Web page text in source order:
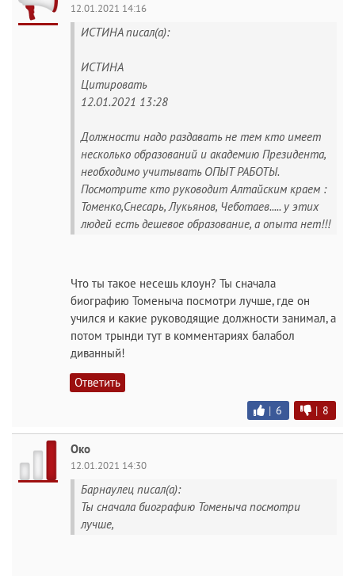
12.01.2021 14:16
ИСТИНА писал(а):
ИСТИНА
Цитировать
12.01.2021 13:28
Должности надо раздавать не тем кто имеет
несколько образований и академию Президента,
необходимо учитывать ОПЫТ РАБОТЫ.
Посмотрите кто руководит Алтайским краем :
Томенко,Снесарь, Лукьянов, Чеботаев..... у этих
людей есть дешевое образование, а опыта нет!!!
Что ты такое несешь клоун? Ты сначала
биографию Томеныча посмотри лучше, где он
учился и какие руководящие должности занимал, а
потом трынди тут в комментариях балабол
диванный!
Ответить
| 6 | 8
Око
12.01.2021 14:30
Барнаулец писал(а):
Ты сначала биографию Томеныча посмотри
лучше,